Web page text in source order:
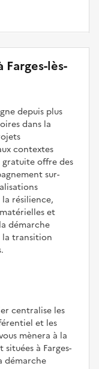
lès-
depuis plus
dans la
contextes
offre des
sur-
résilience,
et
démarche
la transition
centralise les
et les
mènera à la
à Farges-
démarche